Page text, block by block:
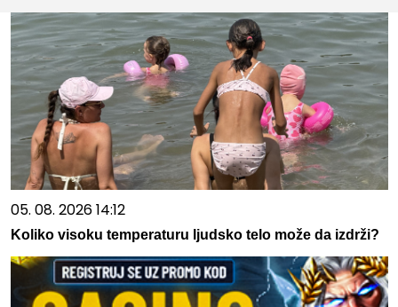
05. 08. 2026 14:12
Koliko visoku temperaturu ljudsko telo može da izdrži?